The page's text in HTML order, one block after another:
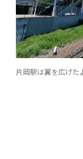
片岡駅は翼を広げた